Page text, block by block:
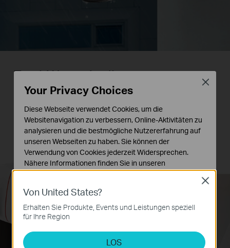
Zwei-Wege-Audio
Mit Zwei-Wege-Audio immer vor Ort sein.
Kommunizieren Sie mit einem Zusteller, damit Sie
es bequem haben.
Von United States?
Erhalten Sie Produkte, Events und Leistungen speziell
für Ihre Region
LOS
Close
Your Privacy Choices
Diese Webseite verwendet Cookies, um die
Websitenavigation zu verbessern, Online-Aktivitäten zu
analysieren und die bestmögliche Nutzererfahrung auf
unseren Webseiten zu haben. Sie können der
Verwendung von Cookies jederzeit Widersprechen.
Nähere Informationen finden Sie in unseren
Datenschutzhinweisen.
Notwendige Cookies
Diese Cookies sind zur Funktion der Website
erforderlich und können in Ihren Systemen nicht
Analyse- und Marketing-Cookies
Close